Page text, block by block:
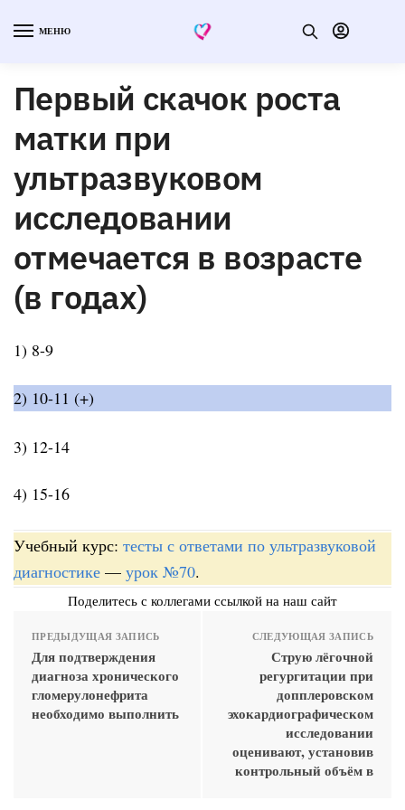
МЕНЮ
Первый скачок роста
матки при
ультразвуковом
исследовании
отмечается в возрасте
(в годах)
1) 8-9
2) 10-11 (+)
3) 12-14
4) 15-16
Учебный курс: тесты с ответами по ультразвуковой
диагностике — урок №70.
Поделитесь с коллегами ссылкой на наш сайт
ПРЕДЫДУЩАЯ ЗАПИСЬ
Для подтверждения
диагноза хронического
гломерулонефрита
необходимо выполнить
СЛЕДУЮЩАЯ ЗАПИСЬ
Струю лёгочной
регургитации при
допплеровском
эхокардиографическом
исследовании
оценивают, установив
контрольный объём в